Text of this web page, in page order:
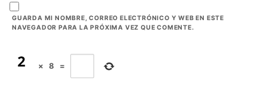
GUARDA MI NOMBRE, CORREO ELECTRÓNICO Y WEB EN ESTE
NAVEGADOR PARA LA PRÓXIMA VEZ QUE COMENTE.
× 8 =